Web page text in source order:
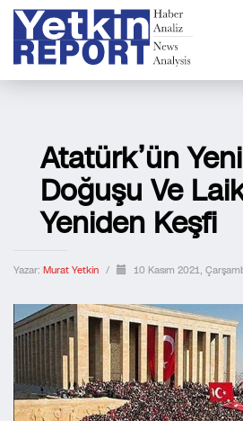
Atatürk’ün
Doğuşu Ve
Yeniden Keşfi
Yazar: Murat Yetkin / 10 Kasım 2021,